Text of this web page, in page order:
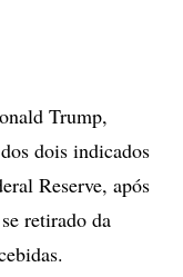
Trump,
dois indicados
Reserve, após
retirado da